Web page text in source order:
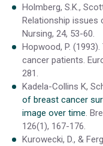
Holmberg, S.K.,
Relationship issues
Nursing, 24, 53-60.
Hopwood, P.
cancer patients.
281.
Kadela-Collins K,
of breast cancer
image over time.
126(1), 167-176.
Kurowecki, D., &